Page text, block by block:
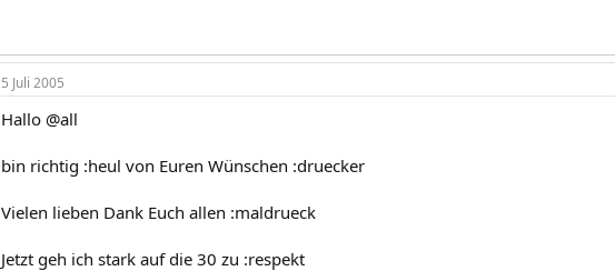
5 Juli 2005
Hallo @all
bin richtig :heul von Euren Wünschen :druecker
Vielen lieben Dank Euch allen :maldrueck
Jetzt geh ich stark auf die 30 zu :respekt